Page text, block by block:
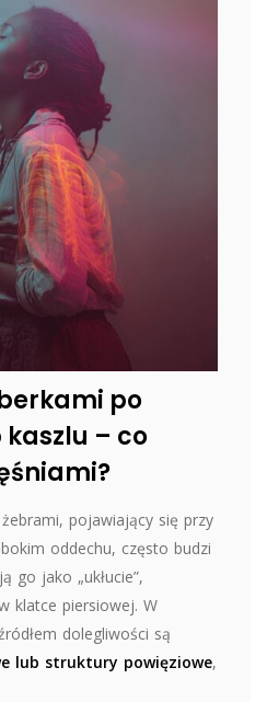
po
– co
pojawiający się przy
oddechu, często budzi
go jako „ukłucie”,
klatce piersiowej. W
dolegliwości są
lub struktury powięziowe,